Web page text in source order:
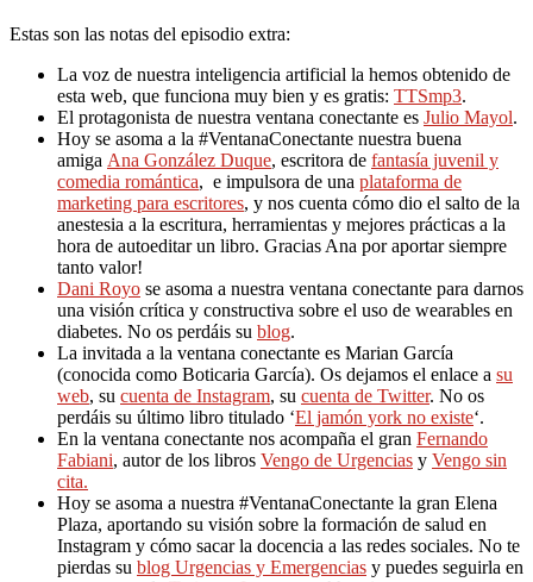
Estas son las notas del episodio extra:
La voz de nuestra inteligencia artificial la hemos obtenido de
esta web, que funciona muy bien y es gratis: TTSmp3.
El protagonista de nuestra ventana conectante es Julio Mayol.
Hoy se asoma a la #VentanaConectante nuestra buena
amiga Ana González Duque, escritora de fantasía juvenil y
comedia romántica, e impulsora de una plataforma de
marketing para escritores, y nos cuenta cómo dio el salto de la
anestesia a la escritura, herramientas y mejores prácticas a la
hora de autoeditar un libro. Gracias Ana por aportar siempre
tanto valor!
Dani Royo se asoma a nuestra ventana conectante para darnos
una visión crítica y constructiva sobre el uso de wearables en
diabetes. No os perdáis su blog.
La invitada a la ventana conectante es Marian García
(conocida como Boticaria García). Os dejamos el enlace a su
web, su cuenta de Instagram, su cuenta de Twitter. No os
perdáis su último libro titulado ‘El jamón york no existe‘.
En la ventana conectante nos acompaña el gran Fernando
Fabiani, autor de los libros Vengo de Urgencias y Vengo sin
cita.
Hoy se asoma a nuestra #VentanaConectante la gran Elena
Plaza, aportando su visión sobre la formación de salud en
Instagram y cómo sacar la docencia a las redes sociales. No te
pierdas su blog Urgencias y Emergencias y puedes seguirla en